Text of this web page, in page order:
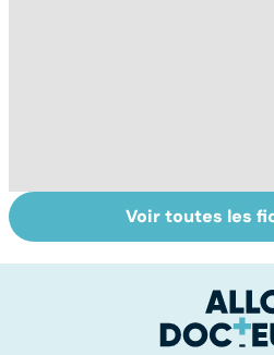
Tout savoir sur
les infections
Voir toutes les